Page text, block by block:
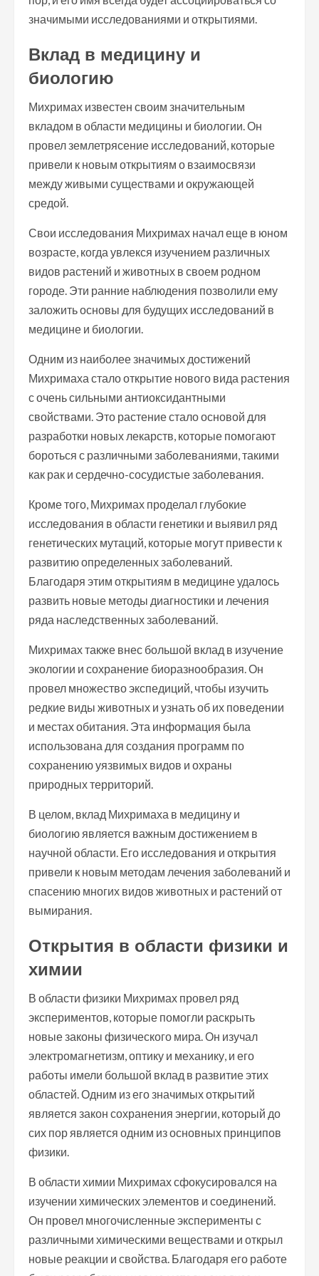
значимыми исследованиями и открытиями.
Вклад в медицину и
биологию
Михримах известен своим значительным
вкладом в области медицины и биологии. Он
провел землетрясение исследований, которые
привели к новым открытиям о взаимосвязи
между живыми существами и окружающей
средой.
Свои исследования Михримах начал еще в юном
возрасте, когда увлекся изучением различных
видов растений и животных в своем родном
городе. Эти ранние наблюдения позволили ему
заложить основы для будущих исследований в
медицине и биологии.
Одним из наиболее значимых достижений
Михримаха стало открытие нового вида растения
с очень сильными антиоксидантными
свойствами. Это растение стало основой для
разработки новых лекарств, которые помогают
бороться с различными заболеваниями, такими
как рак и сердечно-сосудистые заболевания.
Кроме того, Михримах проделал глубокие
исследования в области генетики и выявил ряд
генетических мутаций, которые могут привести к
развитию определенных заболеваний.
Благодаря этим открытиям в медицине удалось
развить новые методы диагностики и лечения
ряда наследственных заболеваний.
Михримах также внес большой вклад в изучение
экологии и сохранение биоразнообразия. Он
провел множество экспедиций, чтобы изучить
редкие виды животных и узнать об их поведении
и местах обитания. Эта информация была
использована для создания программ по
сохранению уязвимых видов и охраны
природных территорий.
В целом, вклад Михримаха в медицину и
биологию является важным достижением в
научной области. Его исследования и открытия
привели к новым методам лечения заболеваний и
спасению многих видов животных и растений от
вымирания.
Открытия в области физики и
химии
В области физики Михримах провел ряд
экспериментов, которые помогли раскрыть
новые законы физического мира. Он изучал
электромагнетизм, оптику и механику, и его
работы имели большой вклад в развитие этих
областей. Одним из его значимых открытий
является закон сохранения энергии, который до
сих пор является одним из основных принципов
физики.
В области химии Михримах сфокусировался на
изучении химических элементов и соединений.
Он провел многочисленные эксперименты с
различными химическими веществами и открыл
новые реакции и свойства. Благодаря его работе